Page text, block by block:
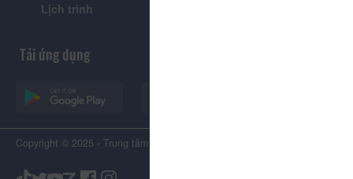
Lịch trình
Tải ứng dụng
Copyright © 2025 - Trung tâm Xúc tiến Du lịch Tỉnh Lâm Đồng